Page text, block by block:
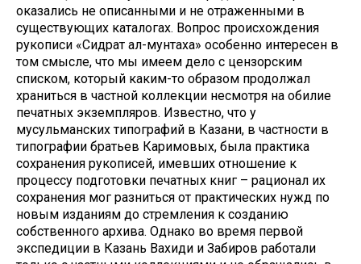
оказались не описанными и не отраженными в
существующих каталогах. Вопрос происхождения
рукописи «Сидрат ал-мунтаха» особенно интересен в
том смысле, что мы имеем дело с цензорским
списком, который каким-то образом продолжал
храниться в частной коллекции несмотря на обилие
печатных экземпляров. Известно, что у
мусульманских типографий в Казани, в частности в
типографии братьев Каримовых, была практика
сохранения рукописей, имевших отношение к
процессу подготовки печатных книг – рационал их
сохранения мог разниться от практических нужд по
новым изданиям до стремления к созданию
собственного архива. Однако во время первой
экспедиции в Казань Вахиди и Забиров работали